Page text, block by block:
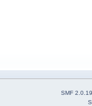
SMF 2.0.19